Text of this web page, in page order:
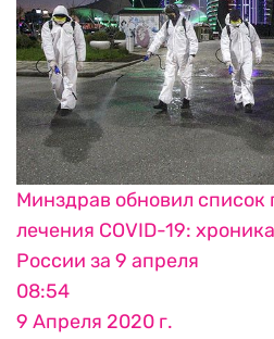
Минздрав обновил список
лечения COVID-19:
России за 9 апреля
08:54
9 Апреля 2020 г.